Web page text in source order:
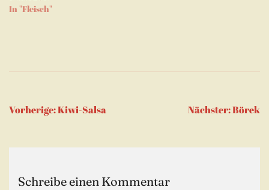
In "Fleisch"
Beitragsnavigation
Vorherige:Kiwi-Salsa Nächster:Börek
Schreibe einen Kommentar